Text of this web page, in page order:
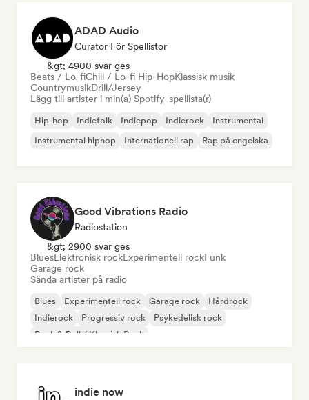
ADAD Audio
Curator För Spellistor
&gt; 4900 svar ges
Beats / Lo-fiChill / Lo-fi Hip-HopKlassisk musik
CountrymusikDrill/Jersey
Lägg till artister i min(a) Spotify-spellista(r)
Hip-hop Indiefolk Indiepop Indierock
Instrumental
Instrumental hiphop
Internationell rap Rap på engelska
Good Vibrations Radio
Radiostation
&gt; 2900 svar ges
BluesElektronisk rockExperimentell rockFunk
Garage rock
Sända artister på radio
Blues Experimentell rock Garage rock
Hårdrock
Indierock
Progressiv rock
Psykedelisk rock
Rock & Roll / Klassisk Rock
indie now